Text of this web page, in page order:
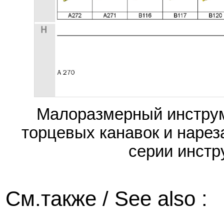
Малоразмерный
торцевых канавок и
серии
См.также / See also :